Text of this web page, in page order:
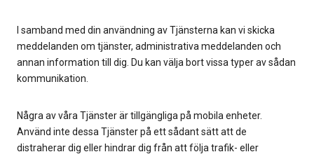
I samband med din användning av Tjänsterna kan vi skicka
meddelanden om tjänster, administrativa meddelanden och
annan information till dig. Du kan välja bort vissa typer av sådan
kommunikation.
Några av våra Tjänster är tillgängliga på mobila enheter.
Använd inte dessa Tjänster på ett sådant sätt att de
distraherar dig eller hindrar dig från att följa trafik- eller